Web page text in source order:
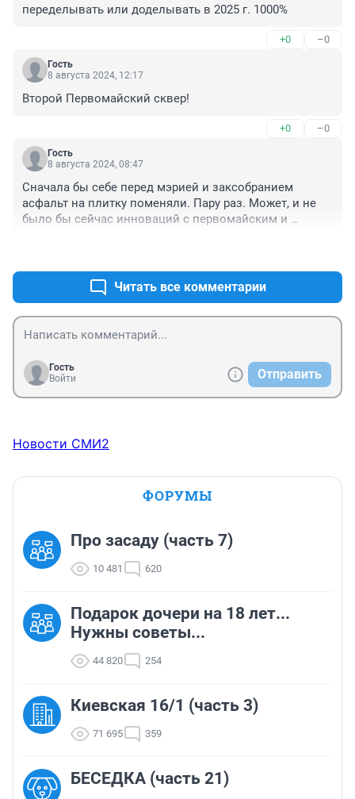
переделывать или доделывать в 2025 г. 1000%
+0 –0
Гость
8 августа 2024, 12:17
Второй Первомайский сквер!
+0 –0
Гость
8 августа 2024, 08:47
Сначала бы себе перед мэрией и заксобранием
асфальт на плитку поменяли. Пару раз. Может, и не
было бы сейчас инноваций с первомайским и
Читать все комментарии
Гость
Войти
Отправить
Новости СМИ2
ФОРУМЫ
Про засаду (часть 7)
10 481 620
Подарок дочери на 18 лет...
Нужны советы...
44 820 254
Киевская 16/1 (часть 3)
71 695 359
БЕСЕДКА (часть 21)